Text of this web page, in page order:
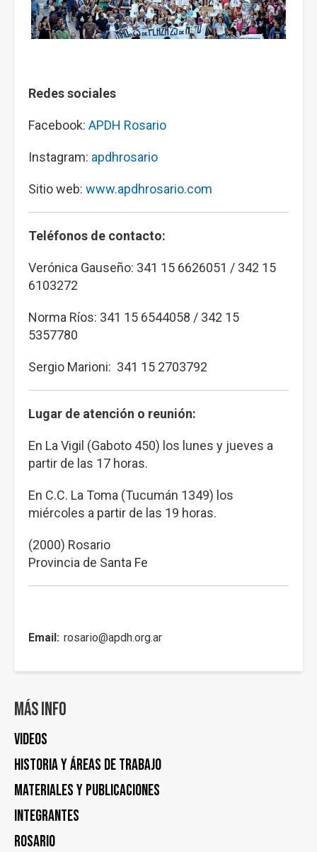
Redes sociales
Facebook: APDH Rosario
Instagram: apdhrosario
Sitio web: www.apdhrosario.com
Teléfonos de contacto:
Verónica Gauseño: 341 15 6626051 / 342 15
6103272
Norma Ríos: 341 15 6544058 / 342 15
5357780
Sergio Marioni: 341 15 2703792
Lugar de atención o reunión:
En La Vigil (Gaboto 450) los lunes y jueves a
partir de las 17 horas.
En C.C. La Toma (Tucumán 1349) los
miércoles a partir de las 19 horas.
(2000) Rosario
Provincia de Santa Fe
Email rosario@apdh.org.ar
Más info
Videos
Historia y áreas de trabajo
Materiales y publicaciones
Integrantes
Rosario